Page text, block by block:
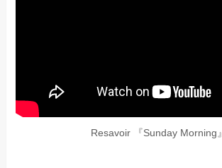
Resavoir 『Sunday Morning』